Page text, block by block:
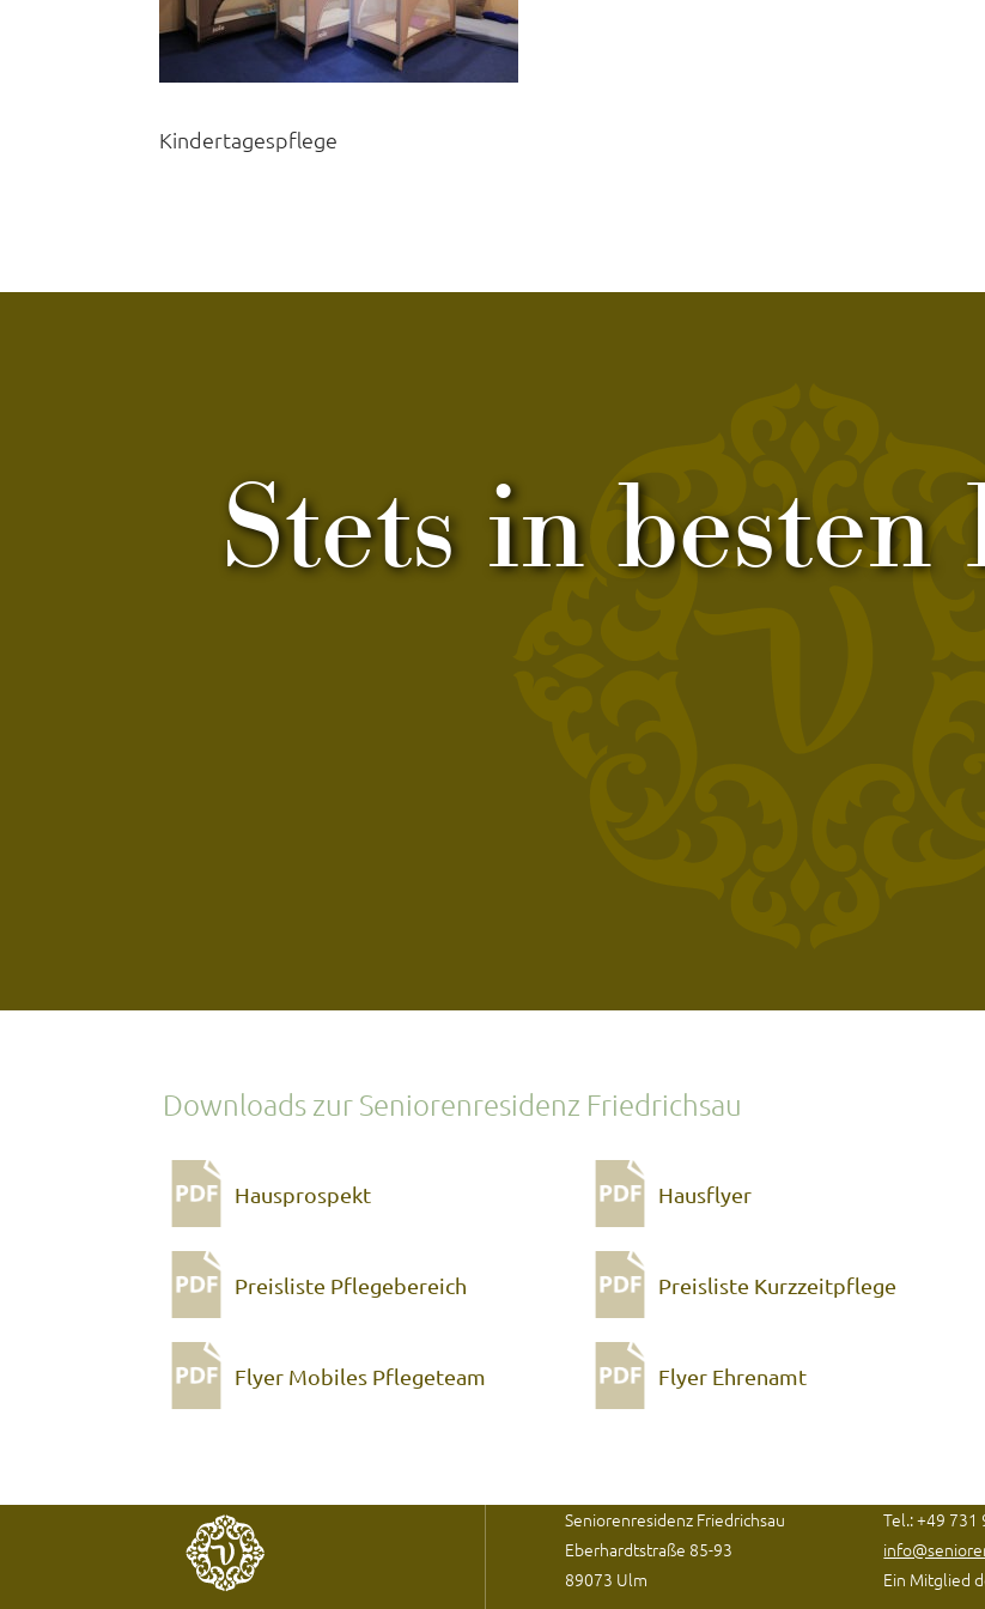
Kindertagespflege
Stets in besten
Downloads zur Seniorenresidenz Friedrichsau
Hausprospekt Hausflyer
Preisliste Pflegebereich Preisliste Kurzzeitpflege
Flyer Mobiles Pflegeteam Flyer Ehrenamt
Seniorenresidenz Friedrichsau
Eberhardtstraße 85-93
89073 Ulm
Tel.: +49 731
Ein Mitglied